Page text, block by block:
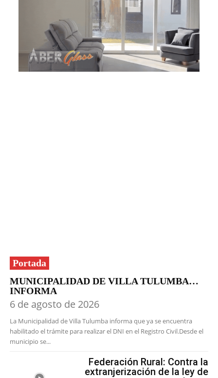
Portada
MUNICIPALIDAD DE VILLA TULUMBA…
INFORMA
6 de agosto de 2026
La Municipalidad de Villa Tulumba informa que ya se encuentra
habilitado el trámite para realizar el DNI en el Registro Civil.Desde el
municipio se...
Federación Rural: Contra la
extranjerización de la ley de